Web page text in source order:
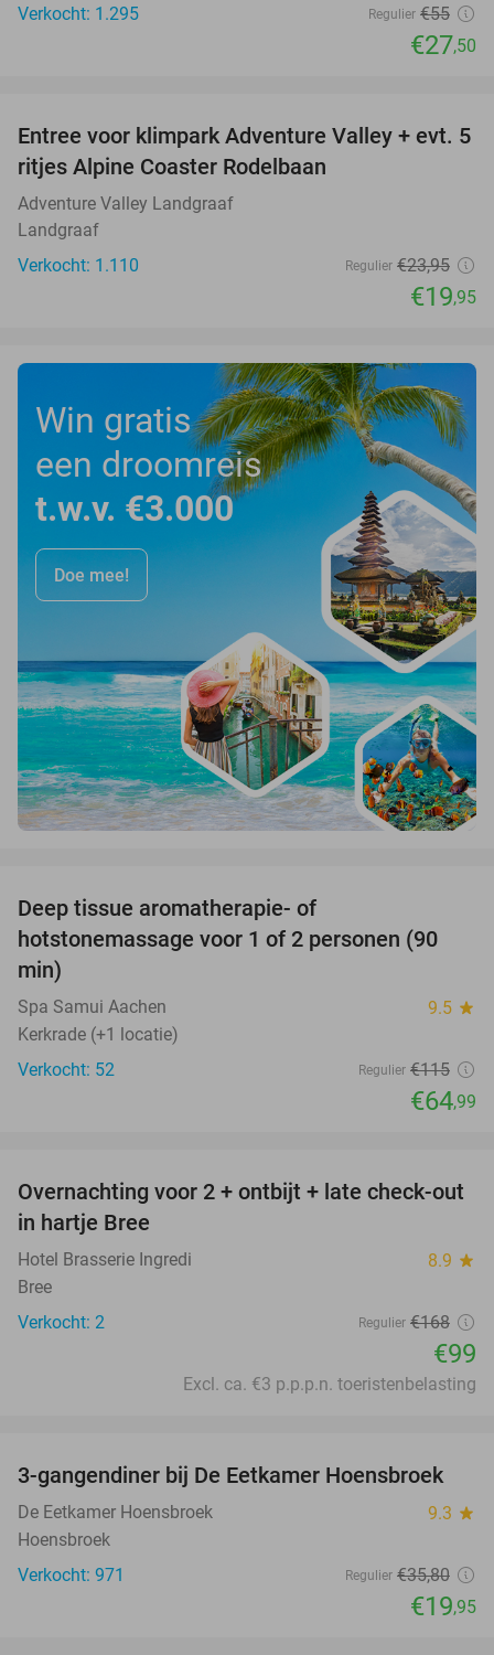
Verkocht: 1.295
Regulier €55
€27,50
17%
Entree voor klimpark Adventure Valley + evt. 5
ritjes Alpine Coaster Rodelbaan
Adventure Valley Landgraaf
Landgraaf
Verkocht: 1.110
Regulier €23,95
€19,95
Win gratis
een droomreis
t.w.v. €3.000
Doe mee!
Deep tissue aromatherapie- of
hotstonemassage voor 1 of 2 personen (90
min)
Spa Samui Aachen 9.5 star
Kerkrade (+1 locatie)
Verkocht: 52
Regulier €115
€64,99
41%
TODAY
Overnachting voor 2 + ontbijt + late check-out
in hartje Bree
Hotel Brasserie Ingredi 8.9 star
Bree
Verkocht: 2
Regulier €168
€99
Excl. ca. €3 p.p.p.n. toeristenbelasting
44%
3-gangendiner bij De Eetkamer Hoensbroek
De Eetkamer Hoensbroek 9.3 star
Hoensbroek
Verkocht: 971
Regulier €35,80
€19,95